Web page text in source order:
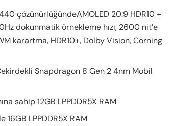
çözünürlüğündeAMOLED 20:9 HDR10 +
dokunmatik örnekleme hızı, 2600 nit’e
karartma, HDR10+, Dolby Vision, Corning
Snapdragon 8 Gen 2 4nm Mobil
sahip 12GB LPPDDR5X RAM
16GB LPPDDR5X RAM